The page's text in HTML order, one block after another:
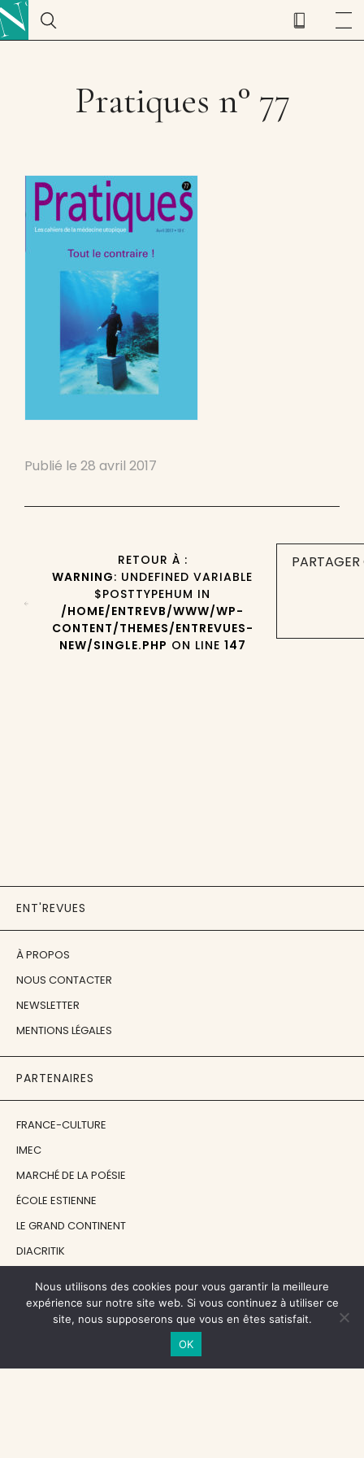
Pratiques n° 77
Publié le 28 avril 2017
RETOUR À :
WARNING: UNDEFINED VARIABLE
$POSTTYPEHUM IN
/HOME/ENTREVB/WWW/WP-
CONTENT/THEMES/ENTREVUES-
NEW/SINGLE.PHP ON LINE 147
ENT'REVUES
À PROPOS
NOUS CONTACTER
NEWSLETTER
MENTIONS LÉGALES
PARTENAIRES
FRANCE-CULTURE
IMEC
MARCHÉ DE LA POÉSIE
ÉCOLE ESTIENNE
LE GRAND CONTINENT
DIACRITIK
NOS SOUTIENS
CENTRE NATIONAL DU LIVRE
Nous utilisons des cookies pour vous garantir la meilleure
expérience sur notre site web. Si vous continuez à utiliser ce
site, nous supposerons que vous en êtes satisfait.
OK